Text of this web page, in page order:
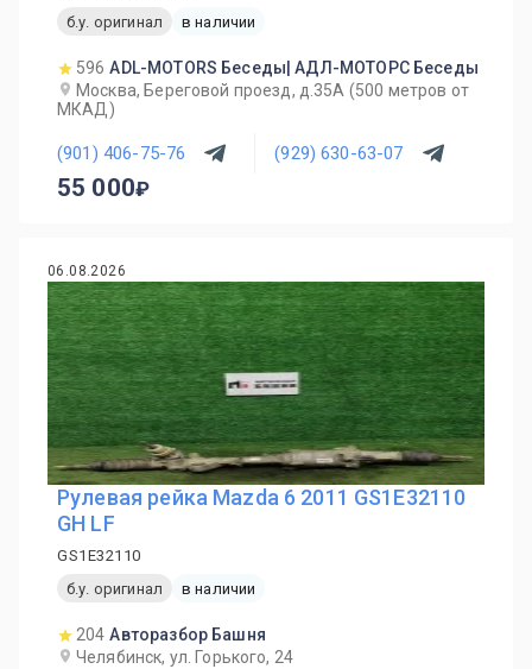
б.у. оригинал
в наличии
596 ADL-MOTORS Беседы| АДЛ-МОТОРС Беседы
Москва, Береговой проезд, д.35А (500 метров от
МКАД)
(901) 406-75-76 (929) 630-63-07
55 000
06.08.2026
Рулевая рейка Mazda 6 2011 GS1E32110
GH LF
GS1E32110
б.у. оригинал
в наличии
204 Авторазбор Башня
Челябинск, ул. Горького, 24